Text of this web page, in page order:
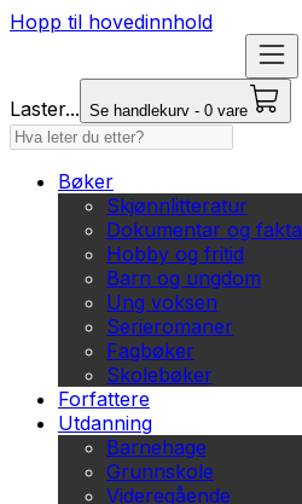
Hopp til hovedinnhold
Laster... Se handlekurv - 0 vare
Bøker
Skjønnlitteratur
Dokumentar og fakta
Hobby og fritid
Barn og ungdom
Ung voksen
Serieromaner
Fagbøker
Skolebøker
Forfattere
Utdanning
Barnehage
Grunnskole
Videregående